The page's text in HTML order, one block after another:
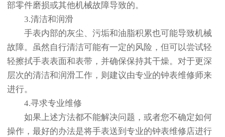
部零件磨损或其他机械故障导致的。
3.清洁和润滑
手表内部的灰尘、污垢和油脂积累也可能导致机械
故障。虽然自行清洁可能有一定的风险，但可以尝试轻
轻擦拭手表表面和表带，并确保保持其干燥。对于更深
层次的清洁和润滑工作，则建议由专业的钟表维修师来
进行。
4.寻求专业维修
如果上述方法都不能解决问题，或者您不确定如何
操作，最好的办法是将手表送到专业的钟表维修店进行